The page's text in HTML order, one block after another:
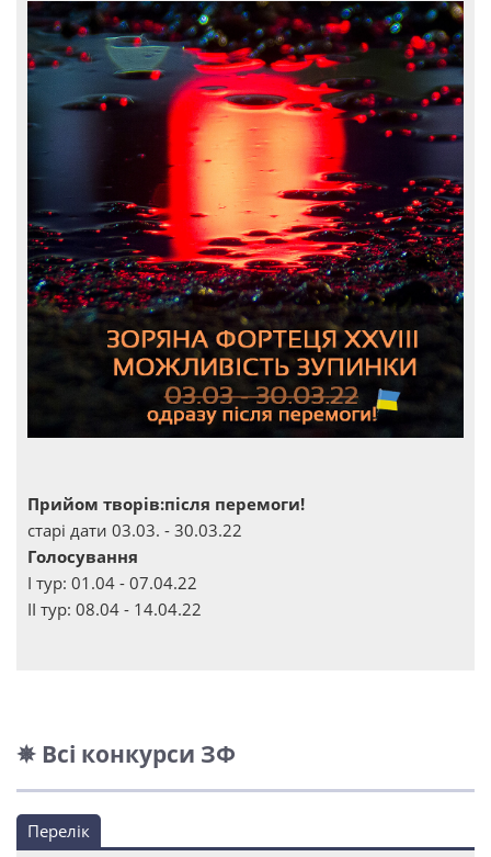
Прийом творів:після перемоги!
старі дати 03.03. - 30.03.22
Голосування
І тур: 01.04 - 07.04.22
ІІ тур: 08.04 - 14.04.22
✵ Всі конкурси ЗФ
Перелік